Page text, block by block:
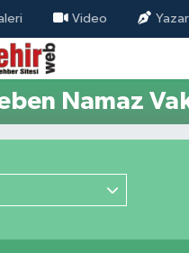
Video
Namaz